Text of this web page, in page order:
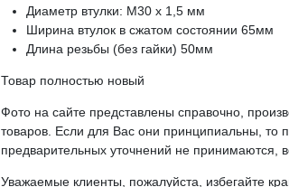
Диаметр втулки: М30 х 1,5 мм
Ширина втулок в сжатом состоянии 65мм
Длина резьбы (без гайки) 50мм
Товар полностью новый
Фото на сайте представлены справочно,
товаров. Если для Вас они принципиальны, то
предварительных уточнений не принимаются,
Уважаемые клиенты, пожалуйста, избегайте